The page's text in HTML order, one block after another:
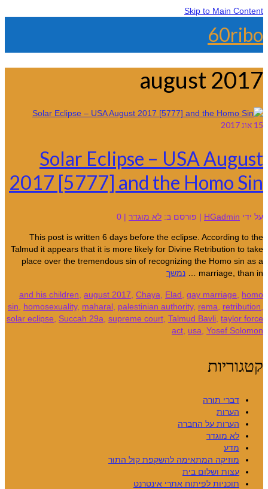
Skip to Main Content
60ribo
august 2017
15אוג 2017
Solar Eclipse – USA August
2017 [5777] and the Homo Sin
על ידי HGadmin
| פורסם ב: לא מוגדר |
0
This post is written 6 days before the eclipse. According to the
Talmud it appears that it is more likely for Divine Retribution to take
place over the tremendous sin of recognizing the Homo sin as a
marriage, than in …
נמשך
and his children ,august 2017 ,Chaya ,Elad ,gay marriage ,homo
sin
,homosexuality ,maharal ,palestinian authority ,rema ,retribution
solar eclipse
,Succah 29a ,supreme court ,Talmud Bavli ,taylor force
act ,usa ,Yosef Solomon
קטגוריות
דברי תורה
הערות
הערות על החברה
לא מוגדר
מדע
מוזיקה המתאימה להשקפת קול התור
עצות ושלום בית
תוכניות לפיתוח אתרי אינטרנט